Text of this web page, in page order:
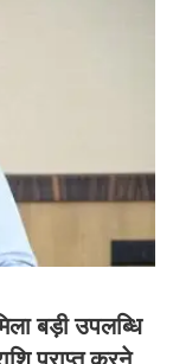
बड़ी उपलब्धि
प्राप्त करने